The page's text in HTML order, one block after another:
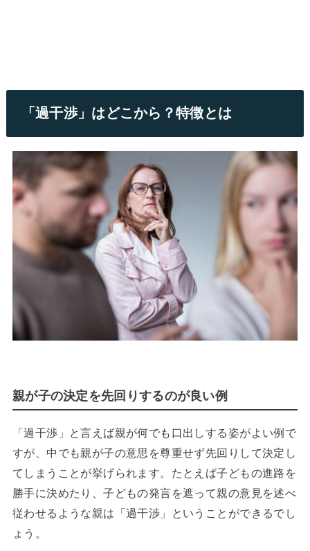
「過干渉」はどこから？特徴とは
親が子の決定を先回りするのが良い例
「過干渉」と言えば親が何でも口出しする姿がよい例で
すが、中でも親が子の意思を尊重せず先回りして決定し
てしまうことが挙げられます。たとえば子どもの進路を
勝手に決めたり、子どもの発言を遮って親の意見を述べ
従わせるような親は「過干渉」ということができるでし
ょう。